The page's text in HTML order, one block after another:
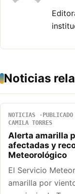
Noticias
NOTICIAS
CAMILA TORRES
Alerta amarilla
afectadas y
Meteorológico
El Servicio
amarilla por